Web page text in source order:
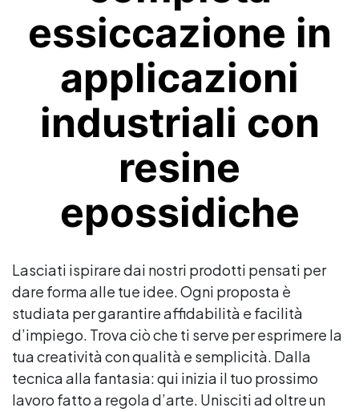
essiccazione in
applicazioni
industriali con
resine
epossidiche
Lasciati ispirare dai nostri prodotti pensati per
dare forma alle tue idee. Ogni proposta è
studiata per garantire affidabilità e facilità
d’impiego. Trova ciò che ti serve per esprimere la
tua creatività con qualità e semplicità. Dalla
tecnica alla fantasia: qui inizia il tuo prossimo
lavoro fatto a regola d’arte. Unisciti ad oltre un